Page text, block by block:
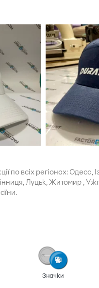
по всіх регіонах:
Луцьк, Житомир
Значки